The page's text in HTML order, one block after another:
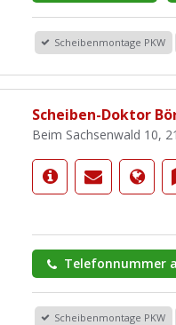
Scheibenmontage PKW
Scheiben-Doktor
Beim Sachsenwald 10,
Telefonnummer
Scheibenmontage PKW